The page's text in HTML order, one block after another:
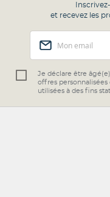
et recevez les
notre
lettre
d’information
Je déclare être
offres
utilisées à des fins